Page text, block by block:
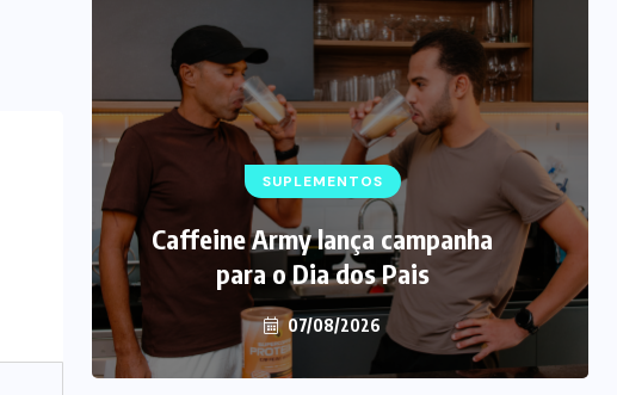
SUPLEMENTOS
Caffeine Army lança campanha
para o Dia dos Pais
07/08/2026